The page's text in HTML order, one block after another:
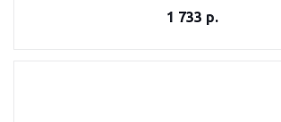
1 733 р.